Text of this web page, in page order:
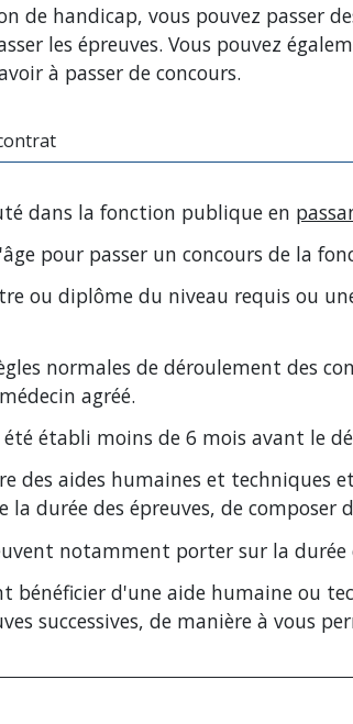
de handicap, vous pouvez passer
les épreuves. Vous pouvez
à passer de concours.
dans la fonction publique en
pour passer un concours de la
ou diplôme du niveau requis ou
normales de déroulement des
agréé.
établi moins de 6 mois avant le
des aides humaines et techniques
durée des épreuves, de
notamment porter sur la
bénéficier d'une aide humaine ou
successives, de manière à vous